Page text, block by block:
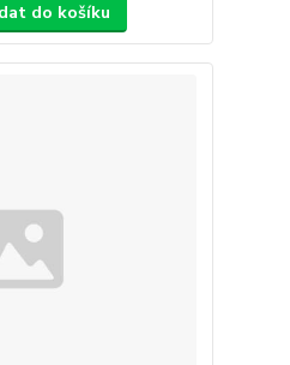
do košíku